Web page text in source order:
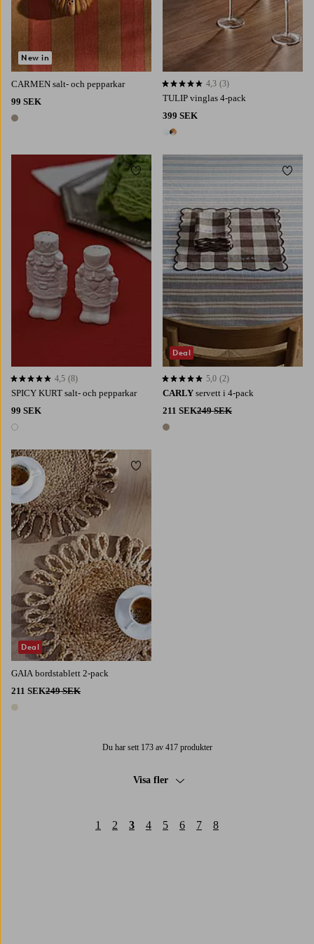
CARMEN salt- och pepparkar
99 SEK
1 färg
New in
TULIP vinglas 4-pack
399 SEK
2 färger
4,3 baserat på 3 st betyg
4,3 (3)
SPICY KURT salt- och pepparkar
99 SEK
1 färg
4,5 baserat på 8 st betyg
4,5 (8)
Lägg till i favoriter
CARLY servett i 4-pack
211 SEK249 SEK
1 färg
5,0 baserat på 2 st betyg
5,0 (2)
Deal
Lägg
GAIA bordstablett 2-pack
211 SEK249 SEK
1 färg
Deal
Lägg till i favoriter
Du har sett 173 av 417 produkter
Visa fler
1 2 3 4 5 6 7 8